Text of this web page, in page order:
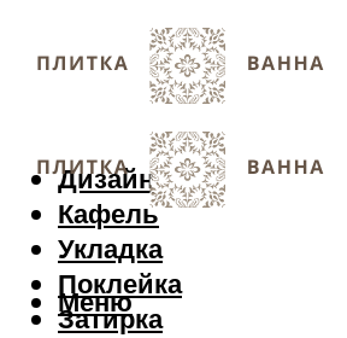
Дизайн
Кафель
Укладка
Поклейка
Затирка
Меню